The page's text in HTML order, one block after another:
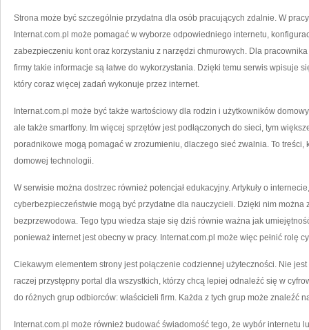
Strona może być szczególnie przydatna dla osób pracujących zdalnie. W
Internat.com.pl może pomagać w wyborze odpowiedniego internetu,
zabezpieczeniu kont oraz korzystaniu z narzędzi chmurowych. Dla
firmy takie informacje są łatwe do wykorzystania. Dzięki temu serwis wpisuje
który coraz więcej zadań wykonuje przez internet.
Internat.com.pl może być także wartościowy dla rodzin i użytkowników
ale także smartfony. Im więcej sprzętów jest podłączonych do sieci, tym
poradnikowe mogą pomagać w zrozumieniu, dlaczego sieć zwalnia. To treści,
domowej technologii.
W serwisie można dostrzec również potencjał edukacyjny. Artykuły o
cyberbezpieczeństwie mogą być przydatne dla nauczycieli. Dzięki nim można
bezprzewodowa. Tego typu wiedza staje się dziś równie ważna jak
ponieważ internet jest obecny w pracy. Internat.com.pl może więc pełnić rolę
Ciekawym elementem strony jest połączenie codziennej użyteczności. Nie
raczej przystępny portal dla wszystkich, którzy chcą lepiej odnaleźć się w
do różnych grup odbiorców: właścicieli firm. Każda z tych grup może znaleźć
Internat.com.pl może również budować świadomość tego, że wybór internetu